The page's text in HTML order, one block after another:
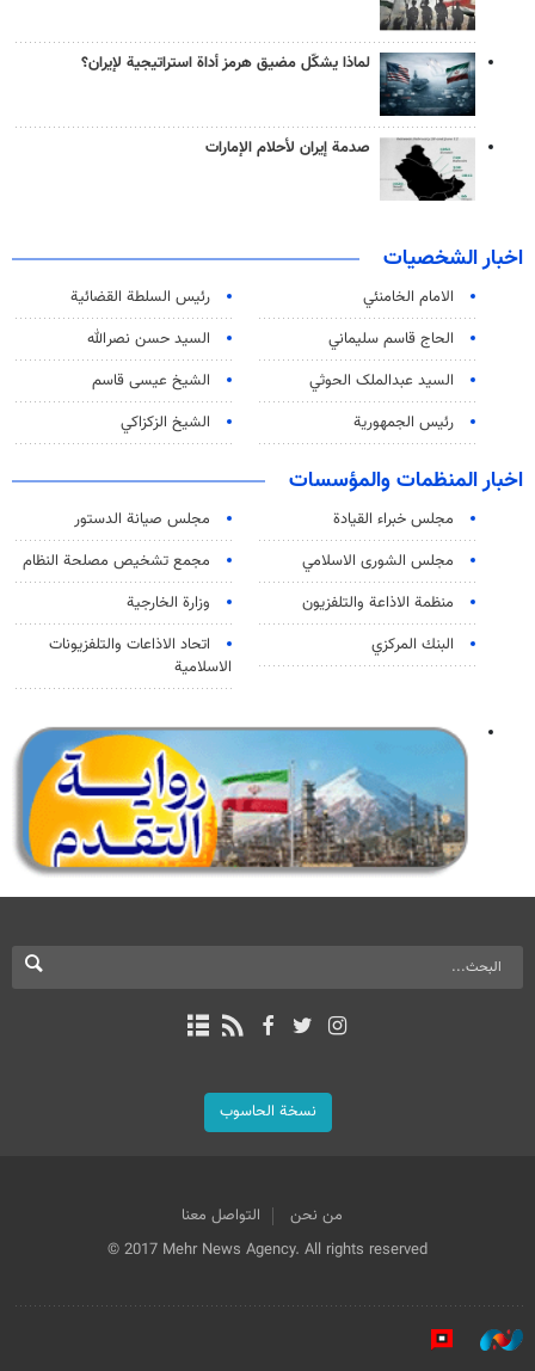
لماذا يشكّل مضيق هرمز أداة استراتيجية لإيران؟
صدمة إيران لأحلام الإمارات
اخبار الشخصيات
الامام الخامنئي
رئیس السلطة القضائیة
الحاج قاسم سليماني
السيد حسن نصرالله
السید عبدالملک الحوثي
الشيخ عيسى قاسم
رئيس الجمهورية
الشيخ الزكزاكي
اخبار المنظمات والمؤسسات
مجلس خبراء القيادة
مجلس صيانة الدستور
مجلس الشورى الاسلامي
مجمع تشخيص مصلحة النظام
منظمة الاذاعة والتلفزیون
وزارة الخارجية
البنك المركزي
اتحاد الاذاعات والتلفزيونات
الاسلامية
نسخة الحاسوب
من نحن
التواصل معنا
© 2017 Mehr News Agency. All rights reserved